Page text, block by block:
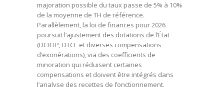
majoration possible du taux passe de 5% à 10%
de la moyenne de TH de référence.
Parallèlement, la loi de finances pour 2026
poursuit l’ajustement des dotations de l’État
(DCRTP, DTCE et diverses compensations
d’exonérations), via des coefficients de
minoration qui réduisent certaines
compensations et doivent être intégrés dans
l’analyse des recettes de fonctionnement.